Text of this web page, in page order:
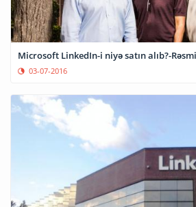
Microsoft LinkedIn-i niyə satın alıb?-Rəsmi
03-07-2016